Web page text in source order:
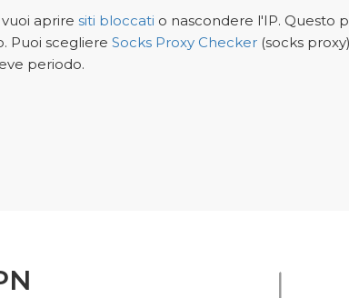
aprire siti bloccati o nascondere l'IP. Questo
Puoi scegliere Socks Proxy Checker (socks
periodo.